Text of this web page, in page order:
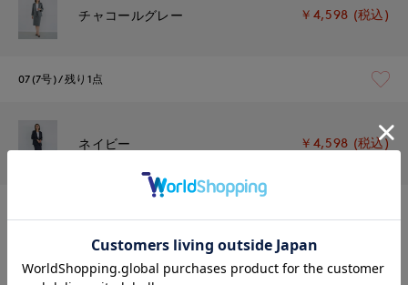
チャコールグレー ￥4,598 (税込)
07(7号) 残り1点
ネイビー ￥4,598 (税込)